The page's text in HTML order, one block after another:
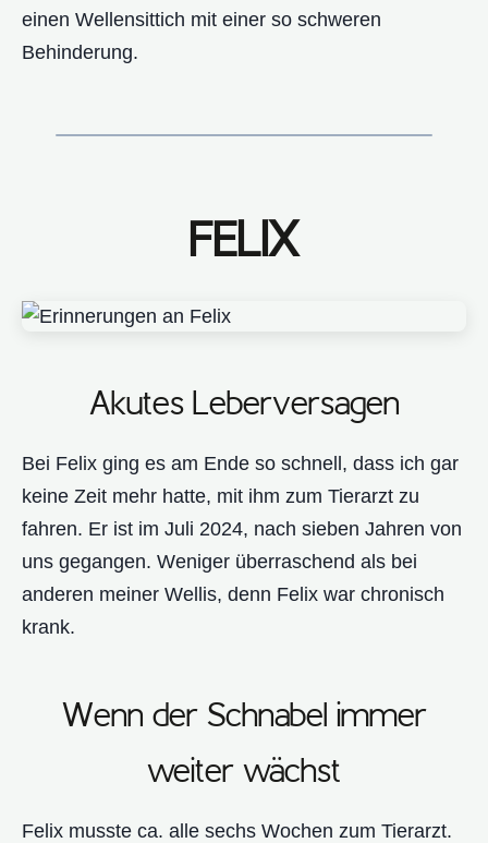
einen Wellensittich mit einer so schweren
Behinderung.
FELIX
Akutes Leberversagen
Bei Felix ging es am Ende so schnell, dass ich gar
keine Zeit mehr hatte, mit ihm zum Tierarzt zu
fahren. Er ist im Juli 2024, nach sieben Jahren von
uns gegangen. Weniger überraschend als bei
anderen meiner Wellis, denn Felix war chronisch
krank.
Wenn der Schnabel immer
weiter wächst
Felix musste ca. alle sechs Wochen zum Tierarzt.